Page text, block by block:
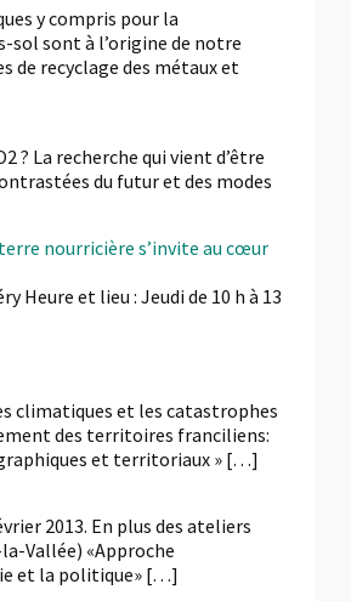
y compris pour la
sol sont à l’origine de notre
de recyclage des métaux et
? La recherche qui vient d’être
du futur et des modes
nourricière s’invite au cœur
Heure et lieu : Jeudi de 10 h à 13
climatiques et les catastrophes
des territoires franciliens:
et territoriaux » […]
2013. En plus des ateliers
Vallée) «Approche
et la politique» […]